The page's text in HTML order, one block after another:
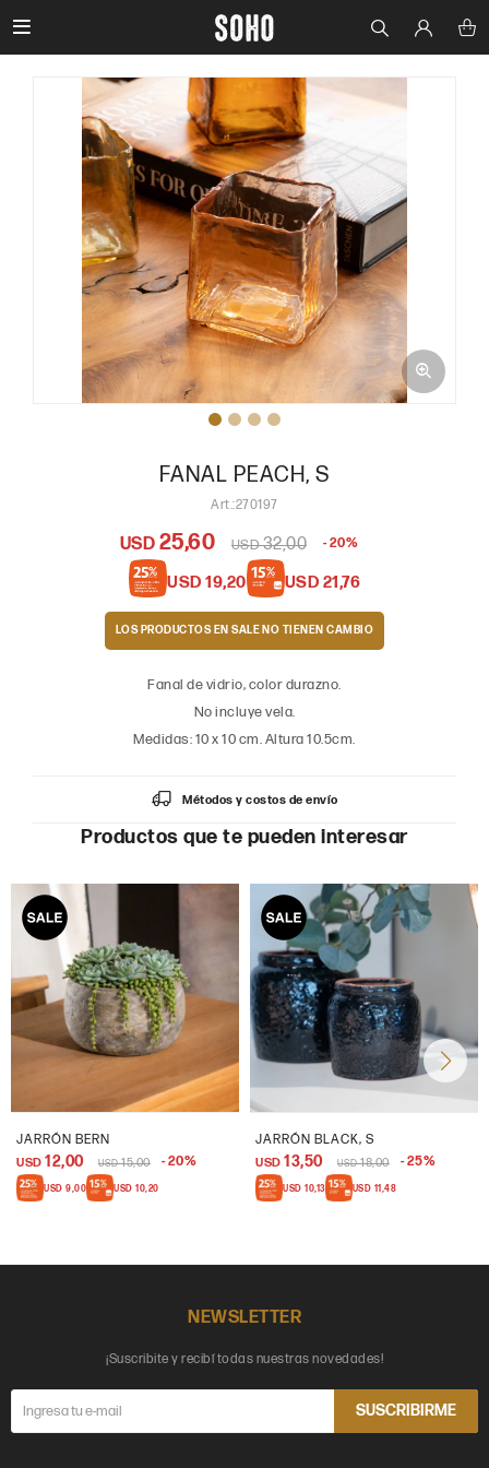

FANAL PEACH, S
270197
USD 25,60 USD32,00 20
USD 19,20 USD 21,76
LOS PRODUCTOS EN SALE
Fanal de vidrio, color durazno.
No incluye vela.
Medidas: 10 x 10 cm. Altura 10.5cm.
Métodos y costos de envío
Productos que te pueden interesar
JARRÓN BERN
USD 12,00 USD 15,00 20
USD 9,00 USD 10,20
JARRÓN BLACK, S
USD 13,50 USD 18,00 25
USD 10,13 USD 11,48
NEWSLETTER
¡Suscribite y recibí todas nuestras novedades!
SUSCRIBIRME